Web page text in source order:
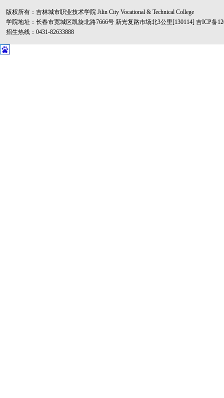
版权所有：吉林城市职业技术学院 Jilin City Vocational & Technical College
学院地址：长春市宽城区凯旋北路7666号 新光复路市场北3公里[130114] 吉ICP备
招生热线：0431-82633888